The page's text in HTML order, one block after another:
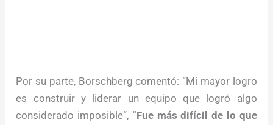
Por su parte, Borschberg comentó: “Mi mayor logro
es construir y liderar un equipo que logró algo
considerado imposible”, “Fue más difícil de lo que